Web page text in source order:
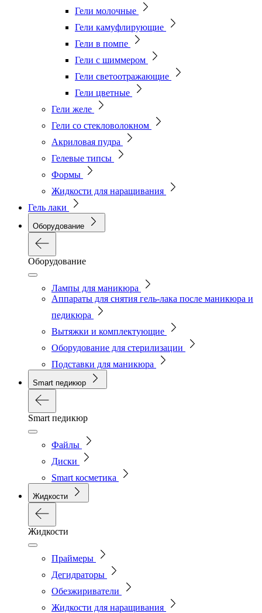
Гели молочные
Гели камуфлирующие
Гели в помпе
Гели с шиммером
Гели светоотражающие
Гели цветные
Гели желе
Гели со стекловолокном
Акриловая пудра
Гелевые типсы
Формы
Жидкости для наращивания
Гель лаки
Оборудование
Оборудование
Лампы для маникюра
Аппараты для снятия гель-лака после маникюра и
педикюра
Вытяжки и комплектующие
Оборудование для стерилизации
Подставки для маникюра
Smart педикюр
Smart педикюр
Файлы
Диски
Smart косметика
Жидкости
Жидкости
Праймеры
Дегидраторы
Обезжириватели
Жидкости для наращивания